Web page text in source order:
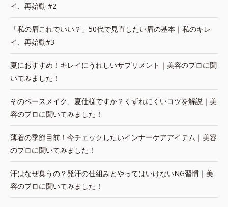
イ、再始動 #2
「私の眉これでいい？」50代で見直したい眉の基本｜私のキレ
イ、再始動#3
夏におすすめ！キレイにうれしいサプリメント｜美容のプロに聞
いてみました！
そのベースメイク、夏仕様ですか？くずれにくいコツを解説｜美
容のプロに聞いてみました！
薄着の季節目前！今チェックしたいインナーケアアイテム｜美容
のプロに聞いてみました！
汗はなぜ臭うの？発汗の仕組みとやってはいけないNG習慣｜美
容のプロに聞いてみました！